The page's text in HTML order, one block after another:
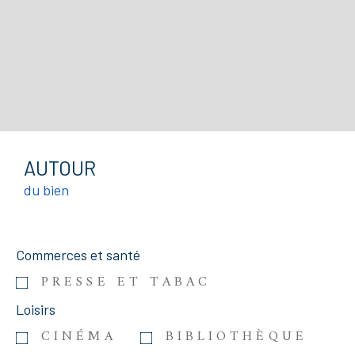
AUTOUR
du bien
Commerces et santé
PRESSE ET TABAC
Loisirs
CINÉMA BIBLIOTHÈQUE